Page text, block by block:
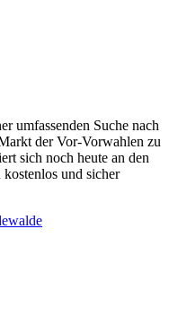
umfassenden Suche nach
der Vor-Vorwahlen zu
sich noch heute an den
und sicher